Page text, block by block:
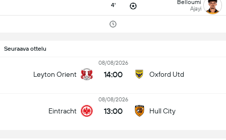
4' Belloumi
Ajayi
Seuraava ottelu
Leyton Orient
08/08/2026
14:00 Oxford Utd
Eintracht
08/08/2026
13:00 Hull City